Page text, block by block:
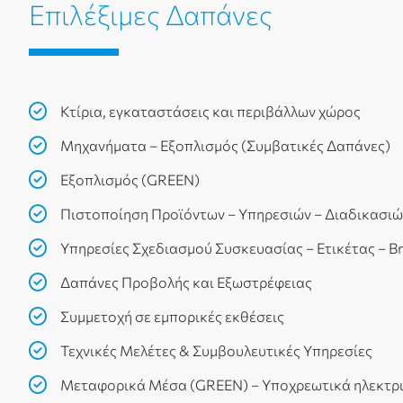
Επιλέξιμες Δαπάνες
Κτίρια, εγκαταστάσεις και περιβάλλων χώρος
Μηχανήματα – Εξοπλισμός (Συμβατικές Δαπάνες)
Εξοπλισμός (GREEN)
Πιστοποίηση Προϊόντων – Υπηρεσιών –
Υπηρεσίες Σχεδιασμού Συσκευασίας – Ετικέτας –
Δαπάνες Προβολής και Εξωστρέφειας
Συμμετοχή σε εμπορικές εκθέσεις
Τεχνικές Μελέτες & Συμβουλευτικές Υπηρεσίες
Μεταφορικά Μέσα (GREEN) – Υποχρεωτικά